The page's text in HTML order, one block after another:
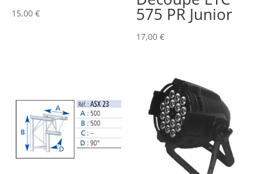
15,00 € 575 PR Junior
17,00€